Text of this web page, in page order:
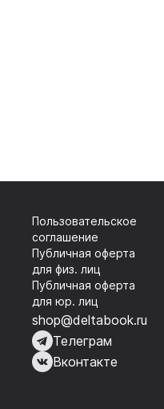
Пользовательское
соглашение
Публичная оферта
для физ. лиц
Публичная оферта
для юр. лиц
shop@deltabook.ru
Телеграм
Вконтакте